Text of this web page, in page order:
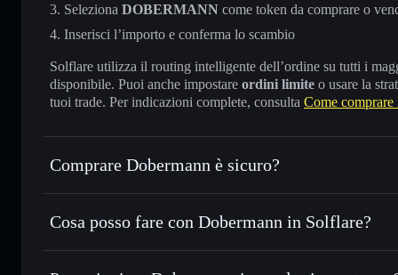
Seleziona DOBERMANN come token da comprare o
Inserisci l’importo e conferma lo scambio
Solflare utilizza il routing intelligente dell’ordine su tutti i
disponibile. Puoi anche impostare ordini limite o usare la
tuoi trade. Per indicazioni complete, consulta Come comprare
Comprare Dobermann è sicuro?
Dobermann non è verificato
Cosa posso fare con Dobermann in Solflare?
Dobermann
wallet Solflare